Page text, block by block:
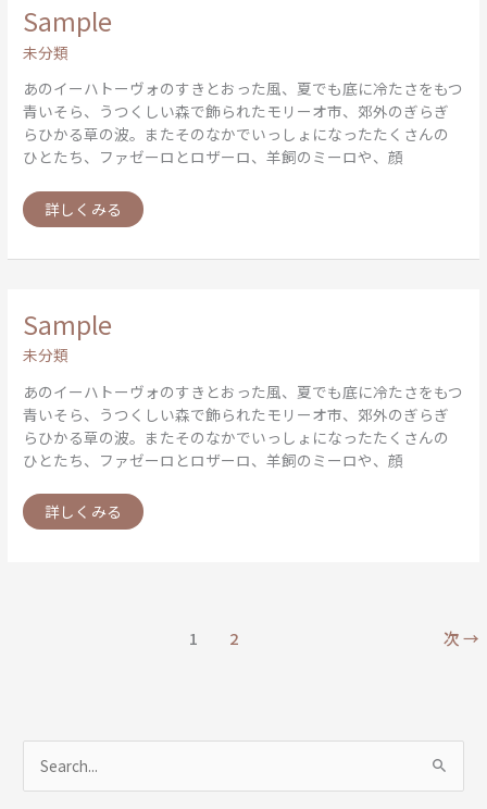
Sample
未分類
あのイーハトーヴォのすきとおった風、夏でも底に冷たさをもつ
青いそら、うつくしい森で飾られたモリーオ市、郊外のぎらぎ
らひかる草の波。またそのなかでいっしょになったたくさんの
ひとたち、ファゼーロとロザーロ、羊飼のミーロや、顔
Sample
詳しくみる
Sample
未分類
あのイーハトーヴォのすきとおった風、夏でも底に冷たさをもつ
青いそら、うつくしい森で飾られたモリーオ市、郊外のぎらぎ
らひかる草の波。またそのなかでいっしょになったたくさんの
ひとたち、ファゼーロとロザーロ、羊飼のミーロや、顔
Sample
詳しくみる
1 2 次→
索